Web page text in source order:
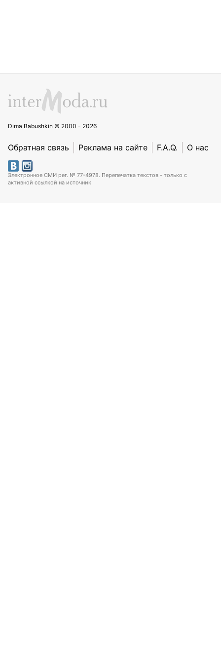
Dima Babushkin © 2000 - 2026
Обратная связь Реклама на сайте F.A.Q. О нас
Электронное СМИ рег. № 77-4978. Перепечатка текстов - только с
активной ссылкой на источник